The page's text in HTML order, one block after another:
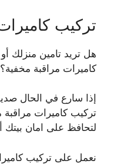
تركيب
هل تريد تامين منزلك
كاميرات مراقبة مخفية؟
إذا سارع في الحال
تركيب كاميرات
لتحافظ على امان
نعمل على تركيب